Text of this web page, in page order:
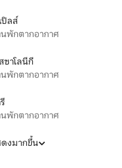
ปิลส์
พักตากอากาศ
ซาโลนีกี
พักตากอากาศ
พักตากอากาศ
งมากขึ้น